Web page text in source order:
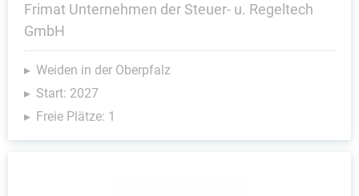
Frimat Unternehmen der Steuer- u. Regeltech
GmbH
Weiden in der Oberpfalz
Start: 2027
Freie Plätze: 1